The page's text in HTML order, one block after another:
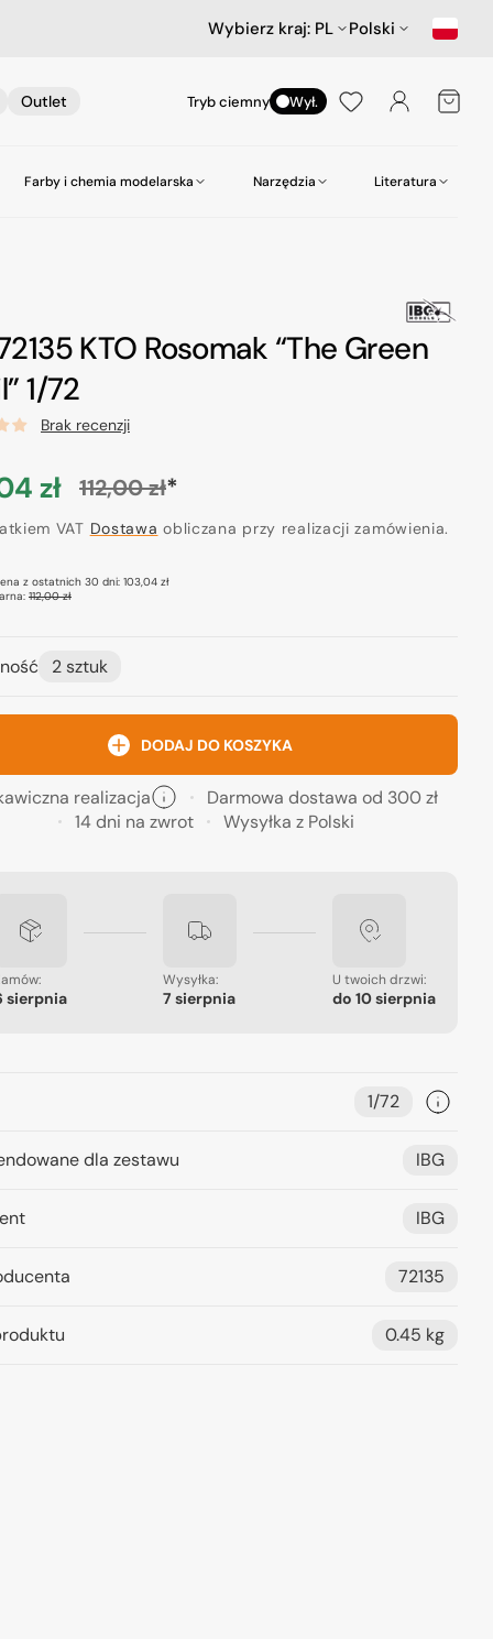
Wybierz kraj: PL Polski
Outlet Tryb ciemny Wył. Koszyk
Figurki
Farby i chemia modelarska
Molotow
Narzędzia
Pędzle
Literatura
KTO Rosomak “The Green
1/72
Brak recenzji
zł
Cena
regularna
112,00 zł*
VAT Dostawa obliczana przy realizacji zamówienia.
z ostatnich 30 dni: 103,04 zł
112,00 zł
2 sztuk
DODAJ DO KOSZYKA
realizacja
Darmowa dostawa od 300 zł
14 dni na zwrot
Wysyłka z Polski
sierpnia
Wysyłka:
7 sierpnia
U twoich drzwi:
do 10 sierpnia
1/72
dla zestawu IBG
IBG
72135
0.45 kg